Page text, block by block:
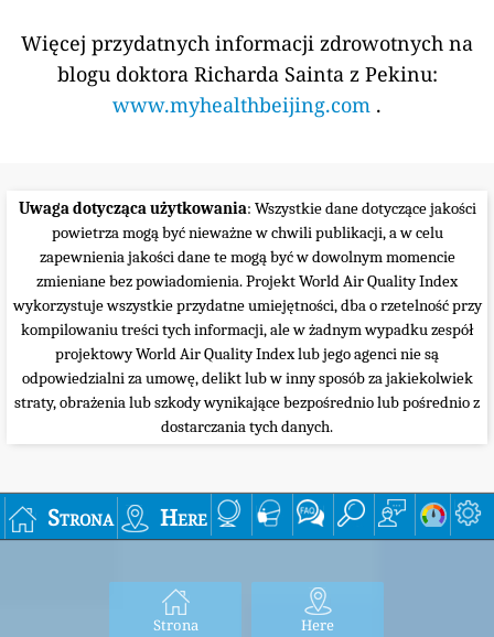
Więcej przydatnych informacji zdrowotnych na
blogu doktora Richarda Sainta z Pekinu:
www.myhealthbeijing.com .
Uwaga dotycząca użytkowania: Wszystkie dane dotyczące jakości
powietrza mogą być nieważne w chwili publikacji, a w celu
zapewnienia jakości dane te mogą być w dowolnym momencie
zmieniane bez powiadomienia. Projekt World Air Quality Index
wykorzystuje wszystkie przydatne umiejętności, dba o rzetelność przy
kompilowaniu treści tych informacji, ale w żadnym wypadku zespół
projektowy World Air Quality Index lub jego agenci nie są
odpowiedzialni za umowę, delikt lub w inny sposób za jakiekolwiek
straty, obrażenia lub szkody wynikające bezpośrednio lub pośrednio z
dostarczania tych danych.
Strona Here
Strona Here